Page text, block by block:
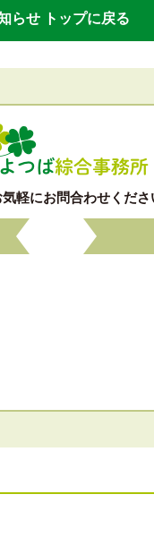
らせ トップに戻る
気軽にお問合わせくださ